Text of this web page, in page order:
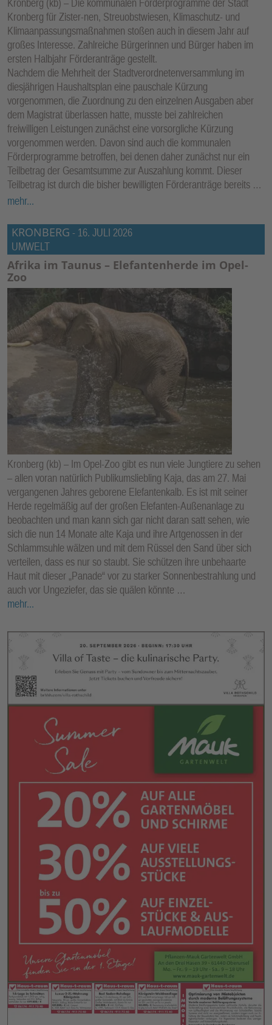
Kronberg (kb) – Die kommunalen Förderprogramme der Stadt
Kronberg für Zister-nen, Streuobstwiesen, Klimaschutz- und
Klimaanpassungsmaßnahmen stoßen auch in diesem Jahr auf
großes Interesse. Zahlreiche Bürgerinnen und Bürger haben im
ersten Halbjahr Förderanträge gestellt.
Nachdem die Mehrheit der Stadtverordnetenversammlung im
diesjährigen Haushaltsplan eine pauschale Kürzung
vorgenommen, die Zuordnung zu den einzelnen Ausgaben aber
dem Magistrat überlassen hatte, musste bei zahlreichen
freiwilligen Leistungen zunächst eine vorsorgliche Kürzung
vorgenommen werden. Davon sind auch die kommunalen
Förderprogramme betroffen, bei denen daher zunächst nur ein
Teilbetrag der Gesamtsumme zur Auszahlung kommt. Dieser
Teilbetrag ist durch die bisher bewilligten Förderanträge bereits …
mehr...
KRONBERG - 16. JULI 2026
UMWELT
Afrika im Taunus – Elefantenherde im Opel-
Zoo
Kronberg (kb) – Im Opel-Zoo gibt es nun viele Jungtiere zu sehen
– allen voran natürlich Publikumsliebling Kaja, das am 27. Mai
vergangenen Jahres geborene Elefantenkalb. Es ist mit seiner
Herde regelmäßig auf der großen Elefanten-Außenanlage zu
beobachten und man kann sich gar nicht daran satt sehen, wie
sich die nun 14 Monate alte Kaja und ihre Artgenossen in der
Schlammsuhle wälzen und mit dem Rüssel den Sand über sich
verteilen, dass es nur so staubt. Sie schützen ihre unbehaarte
Haut mit dieser „Panade“ vor zu starker Sonnenbestrahlung und
auch vor Ungeziefer, das sie quälen könnte …
mehr...